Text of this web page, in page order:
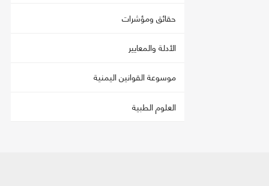
حقائق ومؤشرات
الأدلة والمعايير
موسوعة القوانين اليمنية
العلوم الطبية